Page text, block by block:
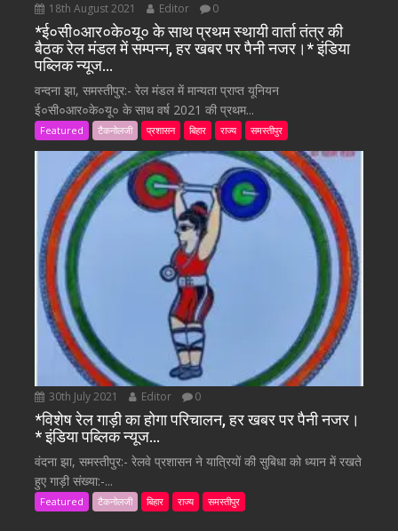
18th August 2021 Editor 0
*ई०सी०आर०के०यू० के साथ प्रथम स्थायी वार्ता तंत्र की
बैठक रेल मंडल में सम्पन्न, हर खबर पर पैनी नजर।* इंडिया
पब्लिक न्यूज…
वन्दना झा, समस्तीपुर:- रेल मंडल में मान्यता प्राप्त यूनियन
ई०सी०आर०के०यू० के साथ वर्ष 2021 की प्रथम...
Featured टैकनोलजी प्रशासन बिहार राज्य समस्तीपुर
30th July 2021 Editor 0
*विशेष रेल गाड़ी का होगा परिचालन, हर खबर पर पैनी नजर।
* इंडिया पब्लिक न्यूज…
वंदना झा, समस्तीपुर:- रेलवे प्रशासन ने यात्रियों की सुबिधा को ध्यान में रखते
हुए गाड़ी संख्या:-...
Featured टैकनोलजी बिहार राज्य समस्तीपुर